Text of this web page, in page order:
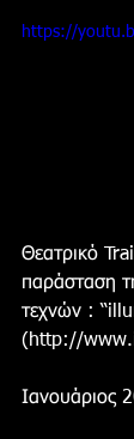
https://
Θεατρικό
παράσταση
τεχνών :
(http://
Ιανουάριος